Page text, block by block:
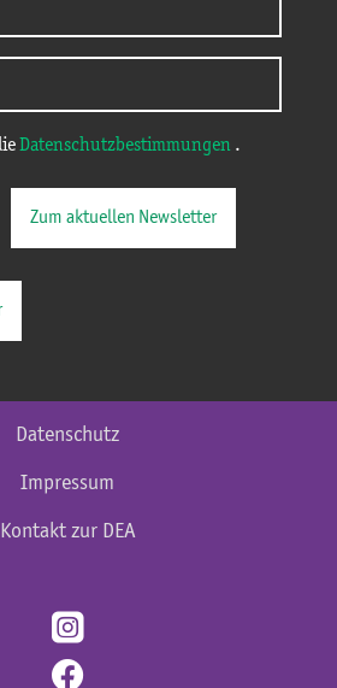
Datenschutzbestimmungen .
Zum aktuellen Newsletter
Datenschutz
Impressum
Kontakt zur DEA